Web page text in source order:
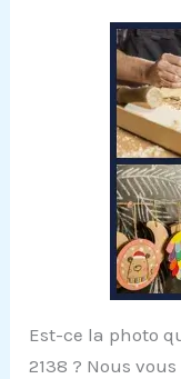
Est-ce la photo
2138 ? Nous